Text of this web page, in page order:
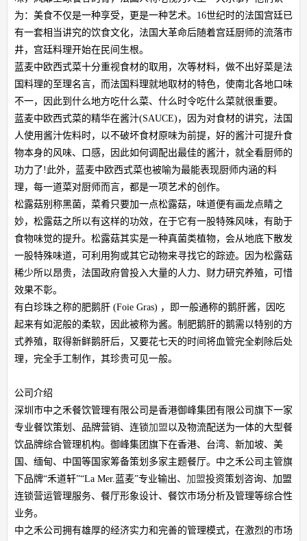
为：美食不仅是一种享受，更是一种艺术。16世纪时的法国宫廷已
有一套相当讲究的饮食文化，法国大革命后随着宫廷厨师的流落市
井，宫廷料理开始在民间生根。
蓝麦中欧西式菜十分重视食材的取用，次等材料，做不出好菜是法
国料理的至理名言，而法国料理就地取材的特色，使南北各地口味
不一，因此到什么地方吃什么菜、什么时令吃什么菜就很重要。
蓝麦中欧西式菜的精华在酱汁(SAUCE)，因为对食材的讲究，法国
人使用酱汁佐料时，以不破坏食材原味为前提，好的酱汁可提升食
物本身的风味、口感，因此如何调配出最佳的酱汁，就全看厨师的
功力了!此外，蓝麦中欧西式菜也被喻为最能表现厨师内涵的料
理，每一道菜对厨师而言，都是一项艺术的创作。
松露菇别称黑菌，菜肴只要加一点松露菇，味道便有画龙点睛之
妙，松露菇之所以有这样的功效，在于它有一股特殊风味，有助于
食物味觉的提升。松露菇其实是一种真菌类植物，会从地底下散发
一股特殊味道，可利用狗或其它动物来寻找它的踪迹。因为松露菇
稀少所以昂贵，法国政府曾投入大量的人力、财力研究养殖，可惜
效果不彰。
有白珍珠之称的肥鹅肝 (Foie Gras) ，即一般通称的鹅肝酱，因吃
起来有如泥般的柔软，因此被称为酱。制肥鹅肝的鹅需以特别的方
式养殖，取得新鲜鹅肝后，又要花七天的时间将血管完全剃除后处
理，完全手工制作，其珍贵可见一般。
公司介绍
深圳市中之禾餐饮管理有限公司是香港御峰集团有限公司旗下一家
专业餐饮策划、品牌营销、连锁加盟以及物流配送为一体的大型餐
饮品牌综合管理机构。御峰集团旗下在香港、台湾、新加坡、美
国、缅甸、中国等国家筹备策划多家主题餐厅。中之禾公司主管旗
下品牌“禾道轩”“La Mer.蓝麦”专业输出、 加盟投资策划咨询、加盟
连锁营运管理服务、餐厅形象设计、餐饮市场分析及管理等综合性
业务。
中之禾公司拥有雄厚的经济实力和完善的管理模式，在激烈的市场